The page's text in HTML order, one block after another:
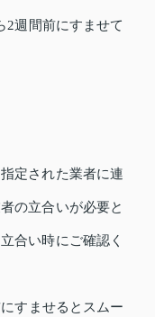
2週間前にすませて
定された業者に連
の立合いが必要と
合い時にご確認く
すませるとスムー